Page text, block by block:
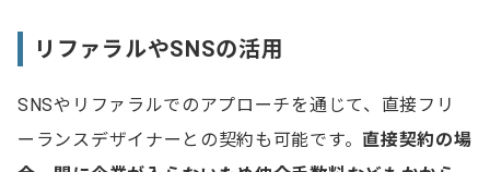
リファラルやSNSの活用
SNSやリファラルでのアプローチを通じて、直接フリ
ーランスデザイナーとの契約も可能です。 直接契約の場